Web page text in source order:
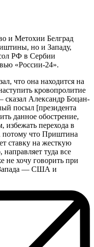
и Метохии Белград
но и Западу,
РФ в Сербии
«России-24».
что она находится на
кровопролитие
сказал Александр Боцан-
посыл [президента
данное обострение,
перехода в
потому что Приштина
ставку на жесткую
туда все
не хочу говорить при
Запада — США и